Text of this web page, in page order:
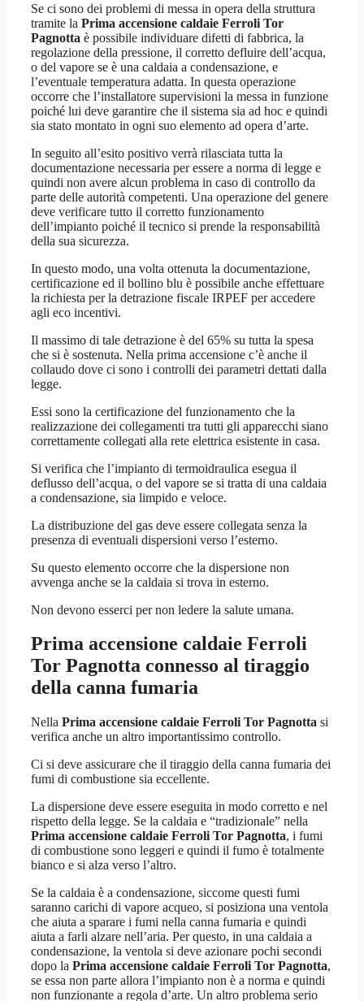
Se ci sono dei problemi di messa in opera della struttura
tramite la Prima accensione caldaie Ferroli Tor
Pagnotta è possibile individuare difetti di fabbrica, la
regolazione della pressione, il corretto defluire dell’acqua,
o del vapore se è una caldaia a condensazione, e
l’eventuale temperatura adatta. In questa operazione
occorre che l’installatore supervisioni la messa in funzione
poiché lui deve garantire che il sistema sia ad hoc e quindi
sia stato montato in ogni suo elemento ad opera d’arte.
In seguito all’esito positivo verrà rilasciata tutta la
documentazione necessaria per essere a norma di legge e
quindi non avere alcun problema in caso di controllo da
parte delle autorità competenti. Una operazione del genere
deve verificare tutto il corretto funzionamento
dell’impianto poiché il tecnico si prende la responsabilità
della sua sicurezza.
In questo modo, una volta ottenuta la documentazione,
certificazione ed il bollino blu è possibile anche effettuare
la richiesta per la detrazione fiscale IRPEF per accedere
agli eco incentivi.
Il massimo di tale detrazione è del 65% su tutta la spesa
che si è sostenuta. Nella prima accensione c’è anche il
collaudo dove ci sono i controlli dei parametri dettati dalla
legge.
Essi sono la certificazione del funzionamento che la
realizzazione dei collegamenti tra tutti gli apparecchi siano
correttamente collegati alla rete elettrica esistente in casa.
Si verifica che l’impianto di termoidraulica esegua il
deflusso dell’acqua, o del vapore se si tratta di una caldaia
a condensazione, sia limpido e veloce.
La distribuzione del gas deve essere collegata senza la
presenza di eventuali dispersioni verso l’esterno.
Su questo elemento occorre che la dispersione non
avvenga anche se la caldaia si trova in esterno.
Non devono esserci per non ledere la salute umana.
Prima accensione caldaie Ferroli
Tor Pagnotta connesso al tiraggio
della canna fumaria
Nella Prima accensione caldaie Ferroli Tor Pagnotta si
verifica anche un altro importantissimo controllo.
Ci si deve assicurare che il tiraggio della canna fumaria dei
fumi di combustione sia eccellente.
La dispersione deve essere eseguita in modo corretto e nel
rispetto della legge. Se la caldaia e “tradizionale” nella
Prima accensione caldaie Ferroli Tor Pagnotta, i fumi
di combustione sono leggeri e quindi il fumo è totalmente
bianco e si alza verso l’altro.
Se la caldaia è a condensazione, siccome questi fumi
saranno carichi di vapore acqueo, si posiziona una ventola
che aiuta a sparare i fumi nella canna fumaria e quindi
aiuta a farli alzare nell’aria. Per questo, in una caldaia a
condensazione, la ventola si deve azionare pochi secondi
dopo la Prima accensione caldaie Ferroli Tor Pagnotta,
se essa non parte allora l’impianto non è a norma e quindi
non funzionante a regola d’arte. Un altro problema serio